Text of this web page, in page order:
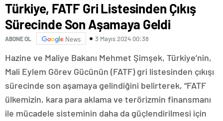
Türkiye, FATF Gri Listesinden Çıkış
Sürecinde Son Aşamaya Geldi
ABONE OL News 3 Mayıs 2024 00:38
Hazine ve Maliye Bakanı Mehmet Şimşek, Türkiye’nin,
Mali Eylem Görev Gücünün (FATF) gri listesinden çıkışı
sürecinde son aşamaya gelindiğini belirterek, “FATF
ülkemizin, kara para aklama ve terörizmin finansmanı
ile mücadele sisteminin daha da güçlendirilmesi için